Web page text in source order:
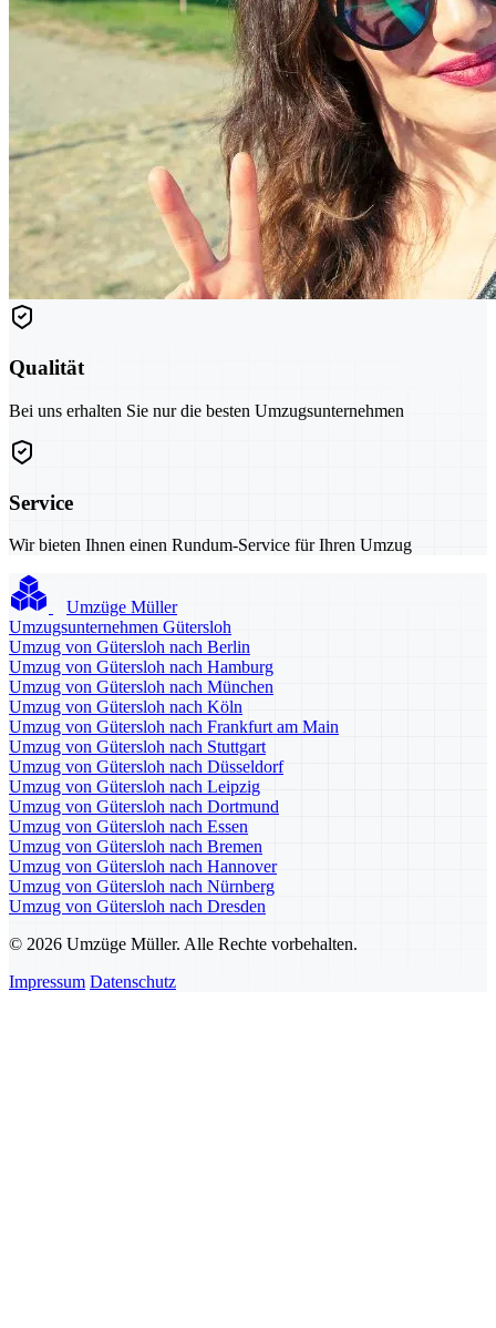
Qualität
Bei uns erhalten Sie nur die besten Umzugsunternehmen
Service
Wir bieten Ihnen einen Rundum-Service für Ihren Umzug
Umzüge Müller
Umzugsunternehmen Gütersloh
Umzug von Gütersloh nach Berlin
Umzug von Gütersloh nach Hamburg
Umzug von Gütersloh nach München
Umzug von Gütersloh nach Köln
Umzug von Gütersloh nach Frankfurt am Main
Umzug von Gütersloh nach Stuttgart
Umzug von Gütersloh nach Düsseldorf
Umzug von Gütersloh nach Leipzig
Umzug von Gütersloh nach Dortmund
Umzug von Gütersloh nach Essen
Umzug von Gütersloh nach Bremen
Umzug von Gütersloh nach Hannover
Umzug von Gütersloh nach Nürnberg
Umzug von Gütersloh nach Dresden
© 2026 Umzüge Müller. Alle Rechte vorbehalten.
Impressum Datenschutz